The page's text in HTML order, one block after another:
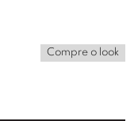
Compre o look